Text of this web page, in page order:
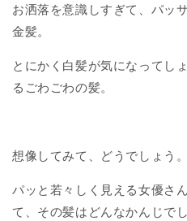
お洒落を意識しすぎて、パッ
金髪。
とにかく白髪が気になってし
るごわごわの髪。
想像してみて、どうでしょう。
パッと若々しく見える女優さ
て、その髪はどんなかんじでし